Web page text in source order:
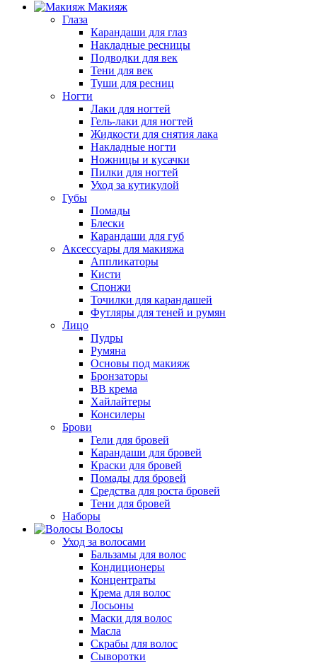
Макияж
Глаза
Карандаши для глаз
Накладные ресницы
Подводки для век
Тени для век
Туши для ресниц
Ногти
Лаки для ногтей
Гель-лаки для ногтей
Жидкости для снятия лака
Накладные ногти
Ножницы и кусачки
Пилки для ногтей
Уход за кутикулой
Губы
Помады
Блески
Карандаши для губ
Аксессуары для макияжа
Аппликаторы
Кисти
Спонжи
Точилки для карандашей
Футляры для теней и румян
Лицо
Пудры
Румяна
Основы под макияж
Бронзаторы
BB крема
Хайлайтеры
Консилеры
Брови
Гели для бровей
Карандаши для бровей
Краски для бровей
Помады для бровей
Средства для роста бровей
Тени для бровей
Наборы
Волосы
Уход за волосами
Бальзамы для волос
Кондиционеры
Концентраты
Крема для волос
Лосьоны
Маски для волос
Масла
Скрабы для волос
Сыворотки